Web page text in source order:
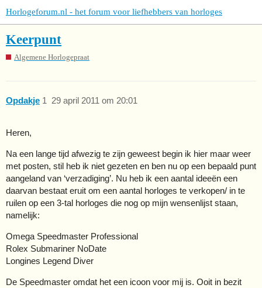
Horlogeforum.nl - het forum voor liefhebbers van horloges
Keerpunt
Algemene Horlogepraat
Opdakje 29 april 2011 om 20:01
1
Heren,
Na een lange tijd afwezig te zijn geweest begin ik hier maar weer
met posten, stil heb ik niet gezeten en ben nu op een bepaald punt
aangeland van ‘verzadiging’. Nu heb ik een aantal ideeën een
daarvan bestaat eruit om een aantal horloges te verkopen/ in te
ruilen op een 3-tal horloges die nog op mijn wensenlijst staan,
namelijk:
Omega Speedmaster Professional
Rolex Submariner NoDate
Longines Legend Diver
De Speedmaster omdat het een icoon voor mij is. Ooit in bezit